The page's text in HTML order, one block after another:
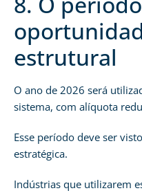
estrutural
O ano de 2026 será
sistema, com alíquota
Esse período deve ser
estratégica.
Indústrias que utilizarem